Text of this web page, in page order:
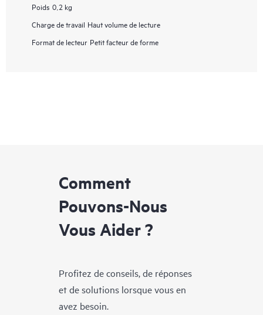
Poids 0,2 kg
Charge de travail Haut volume de lecture
Format de lecteur Petit facteur de forme
Comment
Pouvons-Nous
Vous Aider ?
Profitez de conseils, de réponses
et de solutions lorsque vous en
avez besoin.